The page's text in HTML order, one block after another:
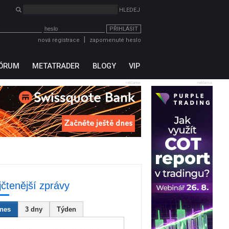
PŘIHLÁSIT
nová registrace
zapomenuté heslo
METATRADER BLOGY VIP
reklama
reklama
zprávy
3 dny Týden